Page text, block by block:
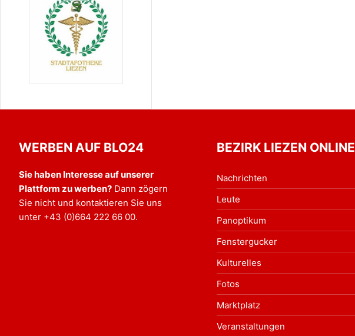
WERBEN AUF BLO24
Sie haben Interesse auf unserer
Plattform zu werben? Dann zögern
Sie nicht und kontaktieren Sie uns
unter +43 (0)664 222 66 00.
BEZIRK LIEZEN ONLINE
Nachrichten
Leute
Panoptikum
Fenstergucker
Kulturelles
Fotos
Marktplatz
Veranstaltungen